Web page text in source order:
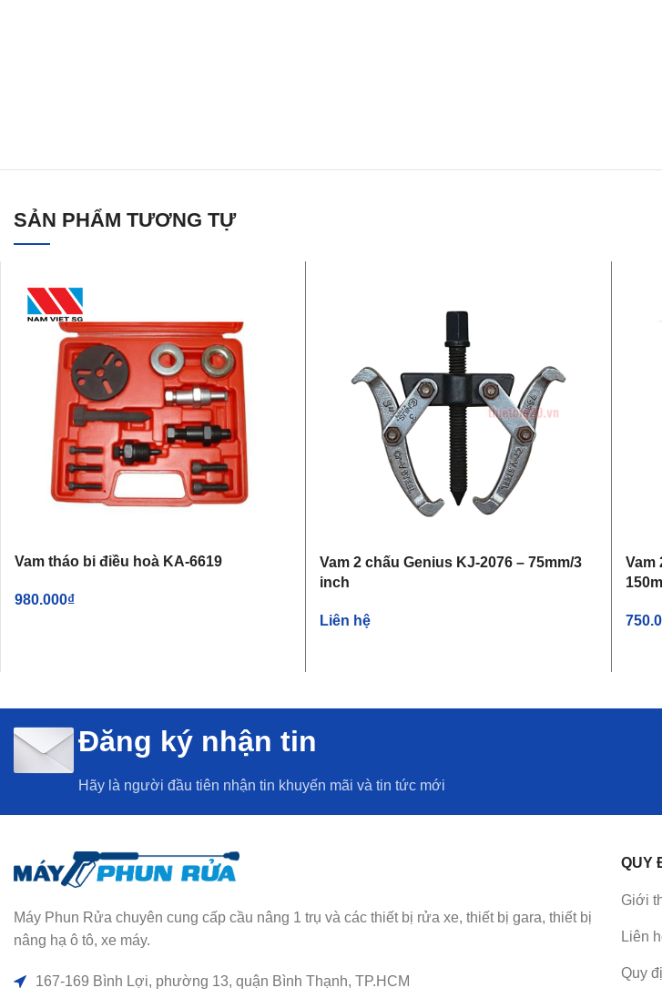
SẢN PHẨM TƯƠNG TỰ
Vam tháo bi điều hoà KA-6619
980.000₫
Vam 2 chấu Genius KJ-2076 – 75mm/3
inch
Liên hệ
Vam
Đăng ký nhận tin
Hãy là người đầu tiên nhận tin khuyến mãi và tin tức mới
Máy Phun Rửa chuyên cung cấp cầu nâng 1 trụ và các thiết bị rửa xe, thiết bị gara, thiết bị
nâng hạ ô tô, xe máy.
167-169 Bình Lợi, phường 13, quận Bình Thạnh, TP.HCM
QUY
Giới
Liên
Quy